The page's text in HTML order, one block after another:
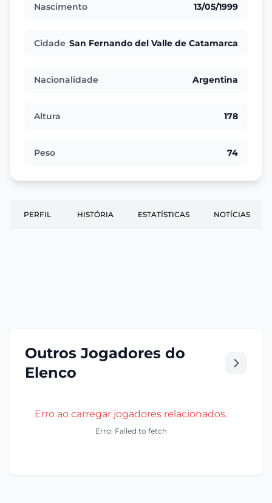
Nascimento 13/05/1999
Cidade San Fernando del Valle de Catamarca
Nacionalidade Argentina
Altura 178
Peso 74
PERFIL HISTÓRIA ESTATÍSTICAS NOTÍCIAS
Outros Jogadores do
Elenco
Erro ao carregar jogadores relacionados.
Erro: Failed to fetch